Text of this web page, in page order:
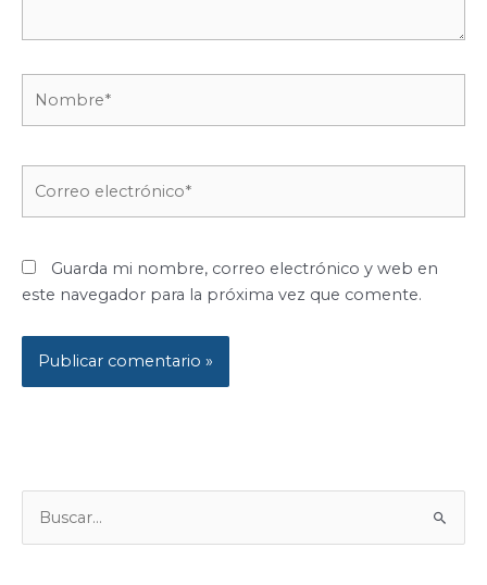
electrónico*
Guarda mi nombre, correo electrónico y web en
este navegador para la próxima vez que comente.
U